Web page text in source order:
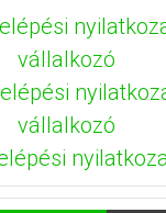
vállalkozó
vállalkozó